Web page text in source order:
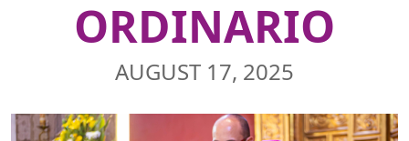
ORDINARIO
AUGUST 17, 2025